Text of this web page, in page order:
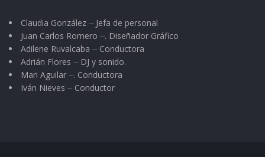
Claudia González ⏤ Jefa de personal
Juan Carlos Romero ⏤. Diseñador Gráfico
Adilene Ruvalcaba ⏤ Conductora
Adrián Flores ⏤ DJ y sonido.
Mari Aguilar ⏤. Conductora
Iván Nieves ⏤ Conductor